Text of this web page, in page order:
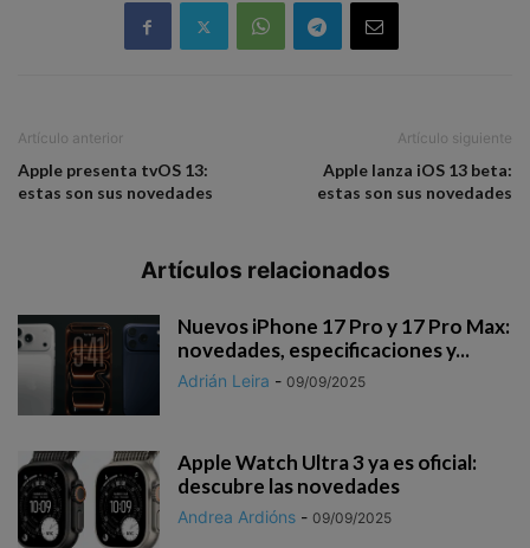
Artículo anterior
Apple presenta tvOS 13:
estas son sus novedades
Artículo siguiente
Apple lanza iOS 13 beta:
estas son sus novedades
Artículos relacionados
Nuevos iPhone 17 Pro y 17 Pro Max:
novedades, especificaciones y...
Adrián Leira - 09/09/2025
Apple Watch Ultra 3 ya es oficial:
descubre las novedades
Andrea Ardións - 09/09/2025